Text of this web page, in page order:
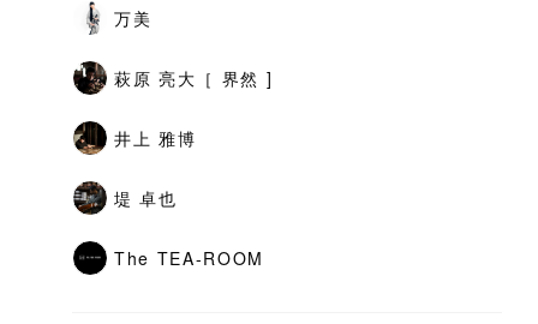
万美
萩原 亮大［ 界然 ]
井上 雅博
堤 卓也
The TEA-ROOM